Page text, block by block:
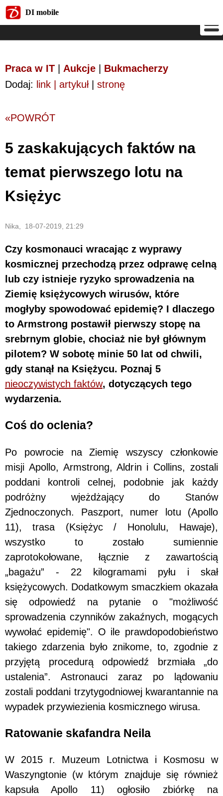
DI mobile
Praca w IT Aukcje
Bukmacherzy
Dodaj: link | artykuł| stronę
«POWRÓT
5 zaskakujących faktów na
temat pierwszego lotu na
Księżyc
Nika, 18-07-2019, 21:29
Czy kosmonauci wracając z wyprawy
kosmicznej przechodzą przez odprawę celną
lub czy istnieje ryzyko sprowadzenia na
Ziemię księżycowych wirusów, które
mogłyby spowodować epidemię? I dlaczego
to Armstrong postawił pierwszy stopę na
srebrnym globie, chociaż nie był głównym
pilotem? W sobotę minie 50 lat od chwili,
gdy stanął na Księżycu. Poznaj 5
nieoczywistych faktów, dotyczących tego
wydarzenia.
Coś do oclenia?
Po powrocie na Ziemię wszyscy członkowie
misji Apollo, Armstrong, Aldrin i Collins, zostali
poddani kontroli celnej, podobnie jak każdy
podróżny wjeżdżający do Stanów
Zjednoczonych. Paszport, numer lotu (Apollo
11), trasa (Księżyc / Honolulu, Hawaje),
wszystko to zostało sumiennie
zaprotokołowane, łącznie z zawartością
„bagażu” - 22 kilogramami pyłu i skał
księżycowych. Dodatkowym smaczkiem okazała
się odpowiedź na pytanie o "możliwość
sprowadzenia czynników zakaźnych, mogących
wywołać epidemię". O ile prawdopodobieństwo
takiego zdarzenia było znikome, to, zgodnie z
przyjętą procedurą odpowiedź brzmiała „do
ustalenia”. Astronauci zaraz po lądowaniu
zostali poddani trzytygodniowej kwarantannie na
wypadek przywiezienia kosmicznego wirusa.
Ratowanie skafandra Neila
W 2015 r. Muzeum Lotnictwa i Kosmosu w
Waszyngtonie (w którym znajduje się również
kapsuła Apollo 11) ogłosiło zbiórkę na
DI mobile